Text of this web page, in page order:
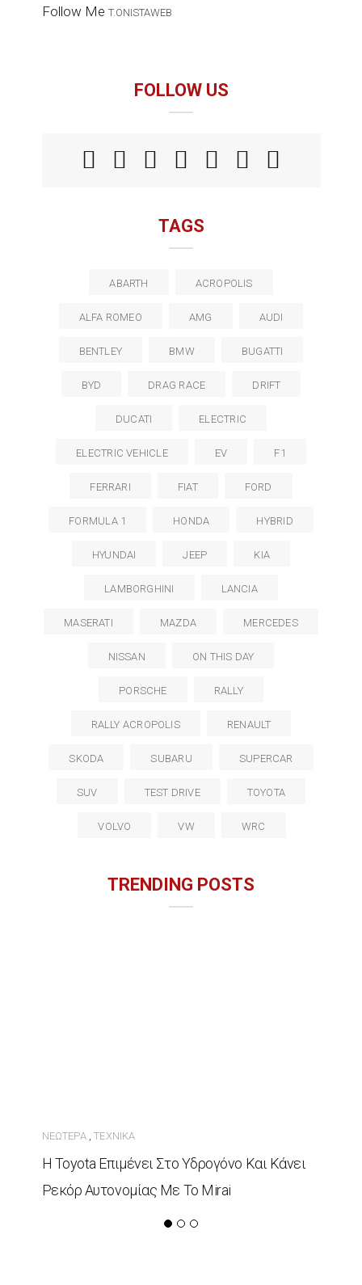
Follow Me T.ONISTAWEB
FOLLOW US
TAGS
ABARTH ACROPOLIS
ALFA ROMEO AMG AUDI
BENTLEY BMW BUGATTI
BYD DRAG RACE DRIFT
DUCATI ELECTRIC
ELECTRIC VEHICLE EV F1
FERRARI FIAT FORD
FORMULA 1 HONDA HYBRID
HYUNDAI JEEP KIA
LAMBORGHINI LANCIA
MASERATI MAZDA MERCEDES
NISSAN ON THIS DAY
PORSCHE RALLY
RALLY ACROPOLIS RENAULT
SKODA SUBARU SUPERCAR
SUV TEST DRIVE TOYOTA
VOLVO VW WRC
TRENDING POSTS
ΝΕΏΤΕΡΑ,ΤΕΧΝΙΚΆ
Η Toyota Επιμένει Στο Υδρογόνο Και Κάνει
Ρεκόρ Αυτονομίας Με Το Mirai